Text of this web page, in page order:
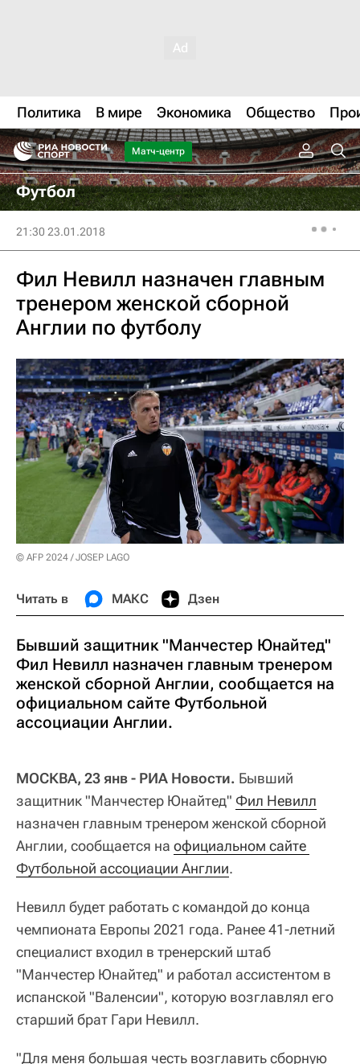
Политика В мире Экономика Общество
Матч-центр
Футбол
21:30 23.01.2018
Фил Невилл назначен главным
тренером женской сборной
Англии по футболу
© AFP 2024 / JOSEP LAGO
Читать в МАКС Дзен
Бывший защитник "Манчестер Юнайтед"
Фил Невилл назначен главным тренером
женской сборной Англии, сообщается на
официальном сайте Футбольной
ассоциации Англии.
МОСКВА, 23 янв - РИА Новости. Бывший
защитник "Манчестер Юнайтед" Фил Невилл
назначен главным тренером женской сборной
Англии, сообщается на официальном сайте
Футбольной ассоциации Англии.
Невилл будет работать с командой до конца
чемпионата Европы 2021 года. Ранее 41-летний
специалист входил в тренерский штаб
"Манчестер Юнайтед" и работал ассистентом в
испанской "Валенсии", которую возглавлял его
старший брат Гари Невилл.
"Для меня большая честь возглавить сборную